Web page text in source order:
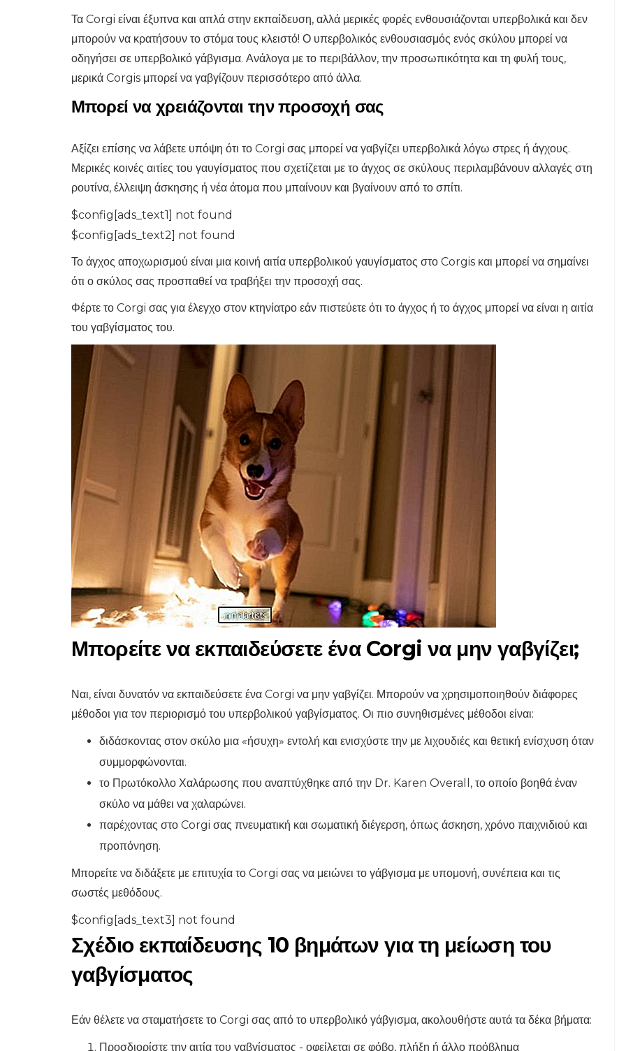
Τα Corgi είναι έξυπνα και απλά στην εκπαίδευση, αλλά μερικές φορές ενθουσιάζονται υπερβολικά και δεν
μπορούν να κρατήσουν το στόμα τους κλειστό! Ο υπερβολικός ενθουσιασμός ενός σκύλου μπορεί να
οδηγήσει σε υπερβολικό γάβγισμα. Ανάλογα με το περιβάλλον, την προσωπικότητα και τη φυλή τους,
μερικά Corgis μπορεί να γαβγίζουν περισσότερο από άλλα.
Μπορεί να χρειάζονται την προσοχή σας
Αξίζει επίσης να λάβετε υπόψη ότι το Corgi σας μπορεί να γαβγίζει υπερβολικά λόγω στρες ή άγχους.
Μερικές κοινές αιτίες του γαυγίσματος που σχετίζεται με το άγχος σε σκύλους περιλαμβάνουν αλλαγές στη
ρουτίνα, έλλειψη άσκησης ή νέα άτομα που μπαίνουν και βγαίνουν από το σπίτι.
$config[ads_text1] not found
$config[ads_text2] not found
Το άγχος αποχωρισμού είναι μια κοινή αιτία υπερβολικού γαυγίσματος στο Corgis και μπορεί να σημαίνει
ότι ο σκύλος σας προσπαθεί να τραβήξει την προσοχή σας.
Φέρτε το Corgi σας για έλεγχο στον κτηνίατρο εάν πιστεύετε ότι το άγχος ή το άγχος μπορεί να είναι η αιτία
του γαβγίσματος του.
Μπορείτε να εκπαιδεύσετε ένα Corgi να μην γαβγίζει;
Ναι, είναι δυνατόν να εκπαιδεύσετε ένα Corgi να μην γαβγίζει. Μπορούν να χρησιμοποιηθούν διάφορες
μέθοδοι για τον περιορισμό του υπερβολικού γαβγίσματος. Οι πιο συνηθισμένες μέθοδοι είναι:
διδάσκοντας στον σκύλο μια «ήσυχη» εντολή και ενισχύστε την με λιχουδιές και θετική ενίσχυση όταν
συμμορφώνονται.
το Πρωτόκολλο Χαλάρωσης που αναπτύχθηκε από την Dr. Karen Overall, το οποίο βοηθά έναν
σκύλο να μάθει να χαλαρώνει.
παρέχοντας στο Corgi σας πνευματική και σωματική διέγερση, όπως άσκηση, χρόνο παιχνιδιού και
προπόνηση.
Μπορείτε να διδάξετε με επιτυχία το Corgi σας να μειώνει το γάβγισμα με υπομονή, συνέπεια και τις
σωστές μεθόδους.
$config[ads_text3] not found
Σχέδιο εκπαίδευσης 10 βημάτων για τη μείωση του
γαβγίσματος
Εάν θέλετε να σταματήσετε το Corgi σας από το υπερβολικό γάβγισμα, ακολουθήστε αυτά τα δέκα βήματα:
Προσδιορίστε την αιτία του γαβγίσματος - οφείλεται σε φόβο, πλήξη ή άλλο πρόβλημα